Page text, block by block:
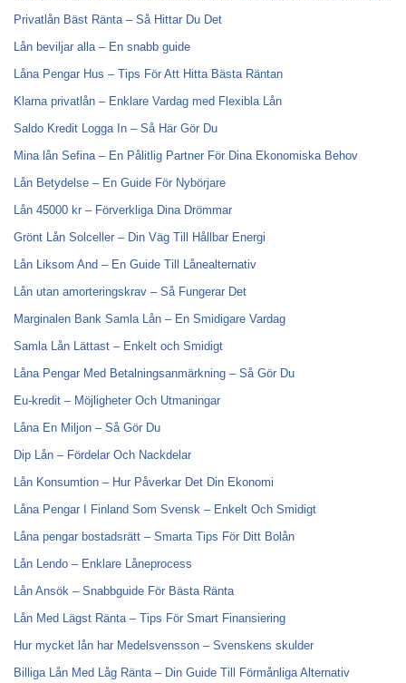
Privatlån Bäst Ränta – Så Hittar Du Det
Lån beviljar alla – En snabb guide
Låna Pengar Hus – Tips För Att Hitta Bästa Räntan
Klarna privatlån – Enklare Vardag med Flexibla Lån
Saldo Kredit Logga In – Så Här Gör Du
Mina lån Sefina – En Pålitlig Partner För Dina Ekonomiska Behov
Lån Betydelse – En Guide För Nybörjare
Lån 45000 kr – Förverkliga Dina Drömmar
Grönt Lån Solceller – Din Väg Till Hållbar Energi
Lån Liksom And – En Guide Till Lånealternativ
Lån utan amorteringskrav – Så Fungerar Det
Marginalen Bank Samla Lån – En Smidigare Vardag
Samla Lån Lättast – Enkelt och Smidigt
Låna Pengar Med Betalningsanmärkning – Så Gör Du
Eu-kredit – Möjligheter Och Utmaningar
Låna En Miljon – Så Gör Du
Dip Lån – Fördelar Och Nackdelar
Lån Konsumtion – Hur Påverkar Det Din Ekonomi
Låna Pengar I Finland Som Svensk – Enkelt Och Smidigt
Låna pengar bostadsrätt – Smarta Tips För Ditt Bolån
Lån Lendo – Enklare Låneprocess
Lån Ansök – Snabbguide För Bästa Ränta
Lån Med Lägst Ränta – Tips För Smart Finansiering
Hur mycket lån har Medelsvensson – Svenskens skulder
Billiga Lån Med Låg Ränta – Din Guide Till Förmånliga Alternativ